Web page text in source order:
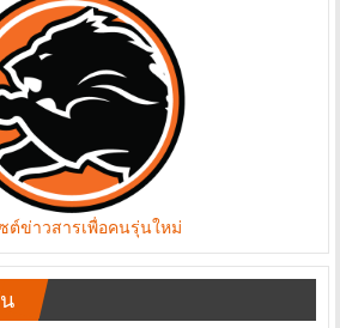
ต์ข่าวสารเพื่อคนรุ่นใหม่